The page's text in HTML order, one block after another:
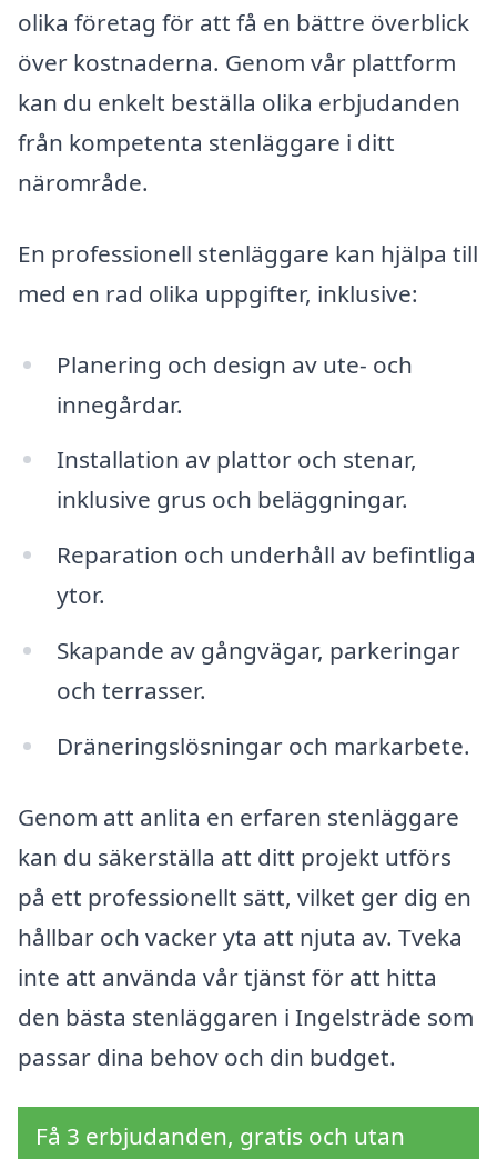
olika företag för att få en bättre överblick
över kostnaderna. Genom vår plattform
kan du enkelt beställa olika erbjudanden
från kompetenta stenläggare i ditt
närområde.
En professionell stenläggare kan hjälpa till
med en rad olika uppgifter, inklusive:
Planering och design av ute- och
innegårdar.
Installation av plattor och stenar,
inklusive grus och beläggningar.
Reparation och underhåll av befintliga
ytor.
Skapande av gångvägar, parkeringar
och terrasser.
Dräneringslösningar och markarbete.
Genom att anlita en erfaren stenläggare
kan du säkerställa att ditt projekt utförs
på ett professionellt sätt, vilket ger dig en
hållbar och vacker yta att njuta av. Tveka
inte att använda vår tjänst för att hitta
den bästa stenläggaren i Ingelsträde som
passar dina behov och din budget.
Få 3 erbjudanden, gratis och utan